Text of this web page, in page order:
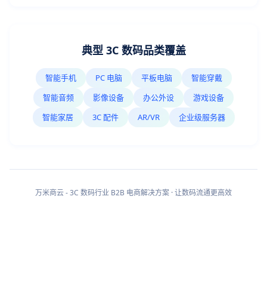
典型 3C 数码品类覆盖
智能手机 PC 电脑 平板电脑
智能穿戴
智能音频
影像设备 办公外设
游戏设备
智能家居
3C 配件 AR/VR 企业级服务器
万米商云 - 3C 数码行业 B2B 电商解决方案 · 让数码流通更高效